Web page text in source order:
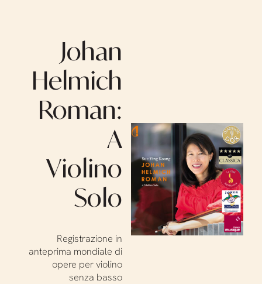
Johan
Helmich
Roman:
A
Violino
Solo
Registrazione in
anteprima mondiale di
opere per violino
senza basso